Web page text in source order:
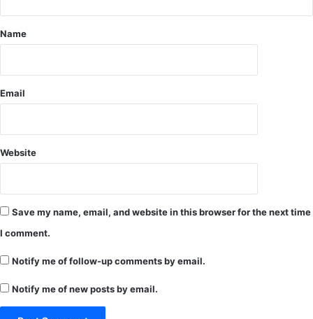
म
श
ण
ड्ढों
की
र
त
का
Name
Email
Website
Save my name, email, and website in this browser for the next time
I comment.
Notify me of follow-up comments by email.
Notify me of new posts by email.